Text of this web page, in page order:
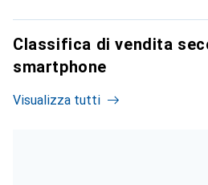
Classifica di vendita
smartphone
Visualizza tutti